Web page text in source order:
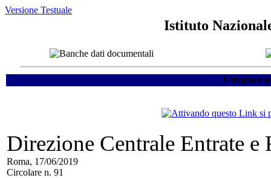
Versione Testuale
Istituto
Circolare
Direzione Centrale Entrate e
Roma, 17/06/2019
Circolare n. 91